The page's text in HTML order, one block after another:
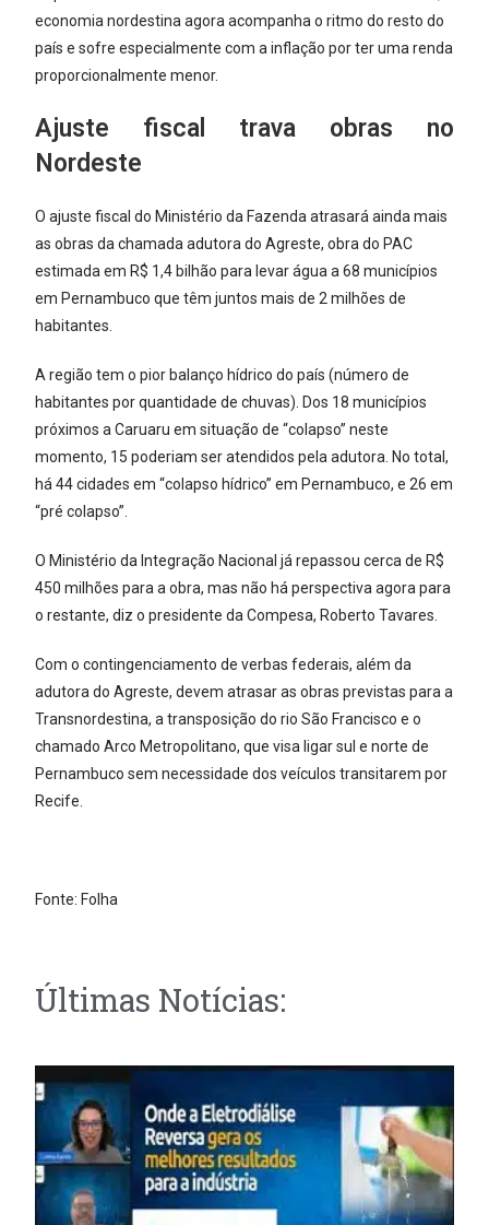
economia nordestina agora acompanha o ritmo do resto do
país e sofre especialmente com a inflação por ter uma renda
proporcionalmente menor.
Ajuste fiscal trava obras no
Nordeste
O ajuste fiscal do Ministério da Fazenda atrasará ainda mais
as obras da chamada adutora do Agreste, obra do PAC
estimada em R$ 1,4 bilhão para levar água a 68 municípios
em Pernambuco que têm juntos mais de 2 milhões de
habitantes.
A região tem o pior balanço hídrico do país (número de
habitantes por quantidade de chuvas). Dos 18 municípios
próximos a Caruaru em situação de “colapso” neste
momento, 15 poderiam ser atendidos pela adutora. No total,
há 44 cidades em “colapso hídrico” em Pernambuco, e 26 em
“pré colapso”.
O Ministério da Integração Nacional já repassou cerca de R$
450 milhões para a obra, mas não há perspectiva agora para
o restante, diz o presidente da Compesa, Roberto Tavares.
Com o contingenciamento de verbas federais, além da
adutora do Agreste, devem atrasar as obras previstas para a
Transnordestina, a transposição do rio São Francisco e o
chamado Arco Metropolitano, que visa ligar sul e norte de
Pernambuco sem necessidade dos veículos transitarem por
Recife.
Fonte: Folha
Últimas Notícias: